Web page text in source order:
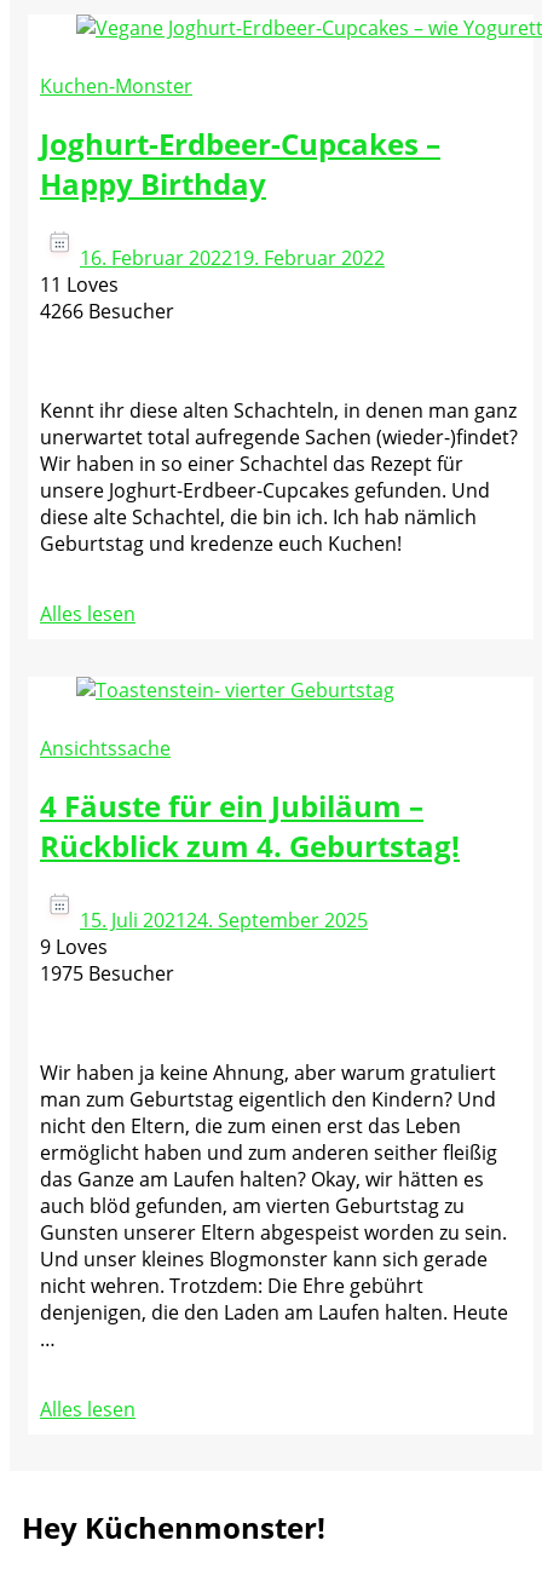
Kuchen-Monster
Joghurt-Erdbeer-Cupcakes –
Happy Birthday
16. Februar 202219. Februar 2022
11 Loves
4266 Besucher
Kennt ihr diese alten Schachteln, in denen man ganz
unerwartet total aufregende Sachen (wieder-)findet?
Wir haben in so einer Schachtel das Rezept für
unsere Joghurt-Erdbeer-Cupcakes gefunden. Und
diese alte Schachtel, die bin ich. Ich hab nämlich
Geburtstag und kredenze euch Kuchen!
Alles lesen
Ansichtssache
4 Fäuste für ein Jubiläum –
Rückblick zum 4. Geburtstag!
15. Juli 202124. September 2025
9 Loves
1975 Besucher
Wir haben ja keine Ahnung, aber warum gratuliert
man zum Geburtstag eigentlich den Kindern? Und
nicht den Eltern, die zum einen erst das Leben
ermöglicht haben und zum anderen seither fleißig
das Ganze am Laufen halten? Okay, wir hätten es
auch blöd gefunden, am vierten Geburtstag zu
Gunsten unserer Eltern abgespeist worden zu sein.
Und unser kleines Blogmonster kann sich gerade
nicht wehren. Trotzdem: Die Ehre gebührt
denjenigen, die den Laden am Laufen halten. Heute
…
Alles lesen
Hey Küchenmonster!